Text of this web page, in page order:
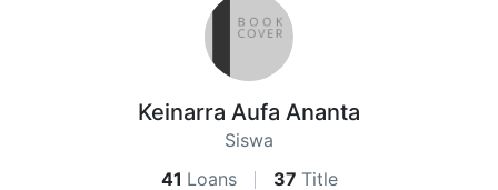
Keinarra Aufa Ananta
Siswa
41 Loans 37 Title